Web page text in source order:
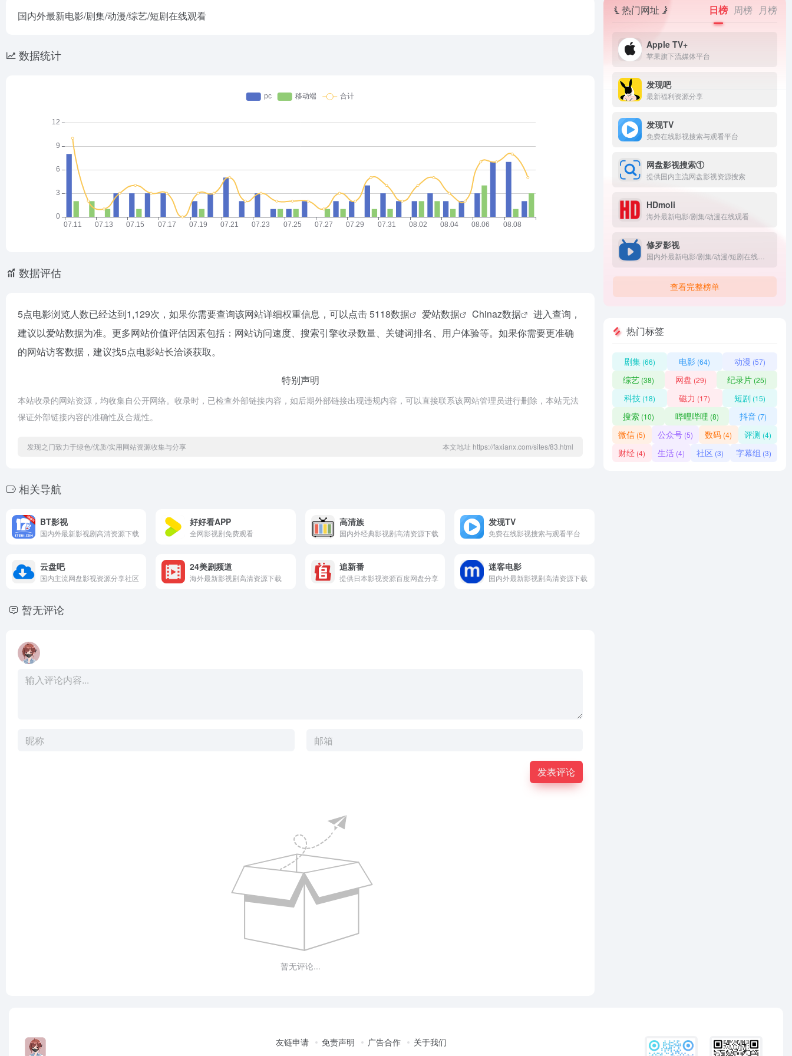
国内外最新电影/剧集/动漫/综艺/短剧在线观看
数据统计
数据评估
5点电影浏览人数已经达到1,129次，如果你需要查询该网站详细权重信息，可以点击5118数据 爱站数据 Chinaz数据
进入查询，
建议以爱站数据为准。更多网站价值评估因素包括：网站访问速度、搜索引擎收录数量、关键词排名、用户体验等。如果你需要更准确
的网站访客数据，建议找5点电影站长洽谈获取。
特别声明
本站收录的网站资源，均收集自公开网络。收录时，已检查外部链接内容，如后期外部链接出现违规内容，可以直接联系该网站管理员进行删除，本站无法
保证外部链接内容的准确性及合规性。
发现之门致力于绿色/优质/实用网站资源收集与分享 本文地址 https://faxianx.com/sites/83.html
相关导航
BT影视
国内外最新影视剧高清资源下载
好好看APP
全网影视剧免费观看
高清族
国内外经典影视剧高清资源下载
发现TV
免费在线影视搜索与观看平台
云盘吧
国内主流网盘影视资源分享社区
24美剧频道
海外最新影视剧高清资源下载
追新番
提供日本影视资源百度网盘分享
迷客电影
国内外最新影视剧高清资源下载
暂无评论
发表评论
暂无评论...
热门网址 日榜 周榜 月榜
‎Apple TV+
苹果旗下流媒体平台
发现吧
最新福利资源分享
发现TV
免费在线影视搜索与观看平台
网盘影视搜索①
提供国内主流网盘影视资源搜索
HDmoli
海外最新电影/剧集/动漫在线观看
修罗影视
查看完整榜单
热门标签
剧集 (66) 电影 (64) 动漫 (57)
综艺(38) 网盘 (29) 纪录片 (25)
科技 (18) 磁力 (17) 短剧(15)
搜索(10) 哔哩哔哩 (8) 抖音 (7)
微信 (5) 公众号(5) 数码 (4) 评测 (4)
财经 (4) 生活(4) 社区 (3) 字幕组 (3)
友链申请 免责声明 广告合作 关于我们